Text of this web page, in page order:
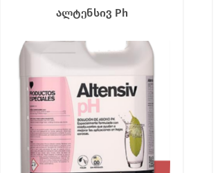
ალტენსივ Ph